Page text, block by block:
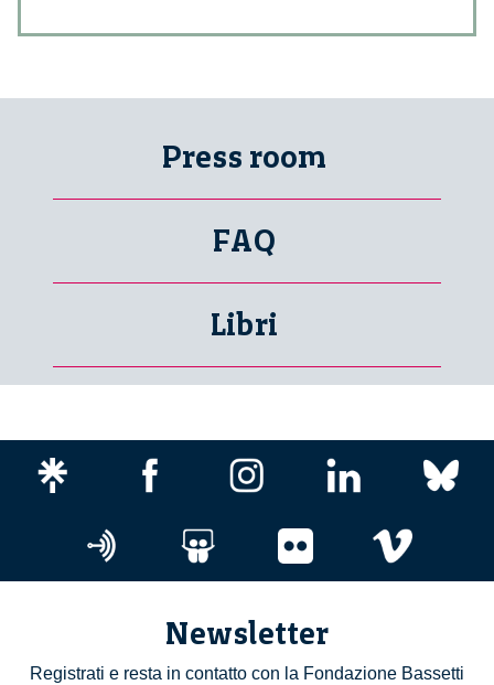
Press room
FAQ
Libri
Newsletter
Registrati e resta in contatto con la Fondazione Bassetti